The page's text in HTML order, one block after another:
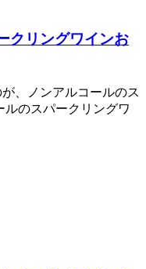
クリングワインお
、ノンアルコールのス
のスパークリングワ